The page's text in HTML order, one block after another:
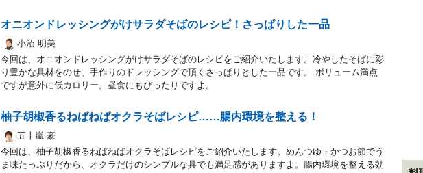
オニオンドレッシングがけサラダそばのレシピ！さっぱりした一品
小沼 明美
今回は、オニオンドレッシングがけサラダそばのレシピをご紹介いたします。冷やしたそばに彩
り豊かな具材をのせ、手作りのドレッシングで頂くさっぱりとした一品です。 ボリューム満点
ですが意外に低カロリー。昼食にもぴったりですよ。
柚子胡椒香るねばねばオクラそばレシピ……腸内環境を整える！
五十嵐 豪
今回は、柚子胡椒香るねばねばオクラそばレシピをご紹介いたします。めんつゆ＋かつお節でう
ま味たっぷりだから、オクラだけのシンプルな具でも満足感がありますよ。腸内環境を整える効